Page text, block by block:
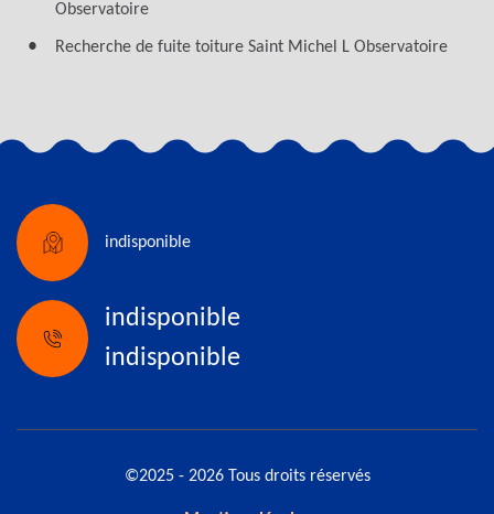
Observatoire
Recherche de fuite toiture Saint Michel L Observatoire
indisponible
indisponible
indisponible
©2025 - 2026 Tous droits réservés